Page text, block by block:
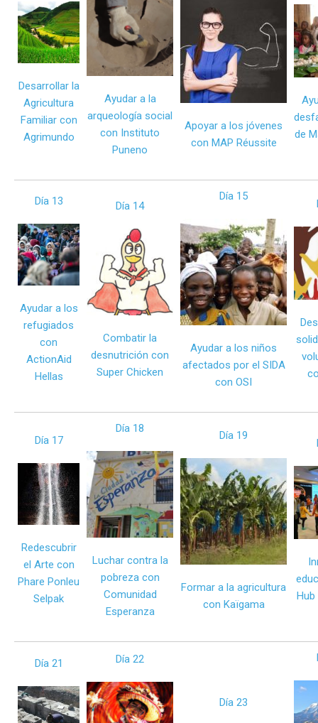
Desarrollar la
Agricultura
Familiar con
Agrimundo
Ayudar a la
arqueología social
con Instituto
Puneno
Apoyar a los jóvenes
con MAP Réussite
de
Día 13
Ayudar a los
refugiados
con
ActionAid
Hellas
Día 14
Combatir la
desnutrición con
Super Chicken
Día 15
Ayudar a los niños
afectados por el SIDA
con OSI
Día 17
Redescubrir
el Arte con
Phare Ponleu
Selpak
Día 18
Luchar contra la
pobreza con
Comunidad
Esperanza
Día 19
Formar a la agricultura
con Kaïgama
Hub
Día 21 Día 22
Día 23